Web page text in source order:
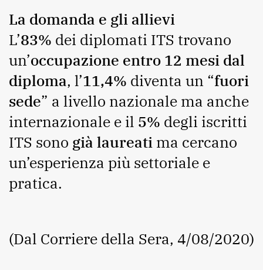
La domanda e gli allievi
L’83% dei diplomati ITS trovano
un’occupazione entro 12 mesi dal
diploma, l’11,4% diventa un “fuori
sede” a livello nazionale ma anche
internazionale e il 5% degli iscritti
ITS sono già laureati ma cercano
un’esperienza più settoriale e
pratica.
(Dal Corriere della Sera, 4/08/2020)